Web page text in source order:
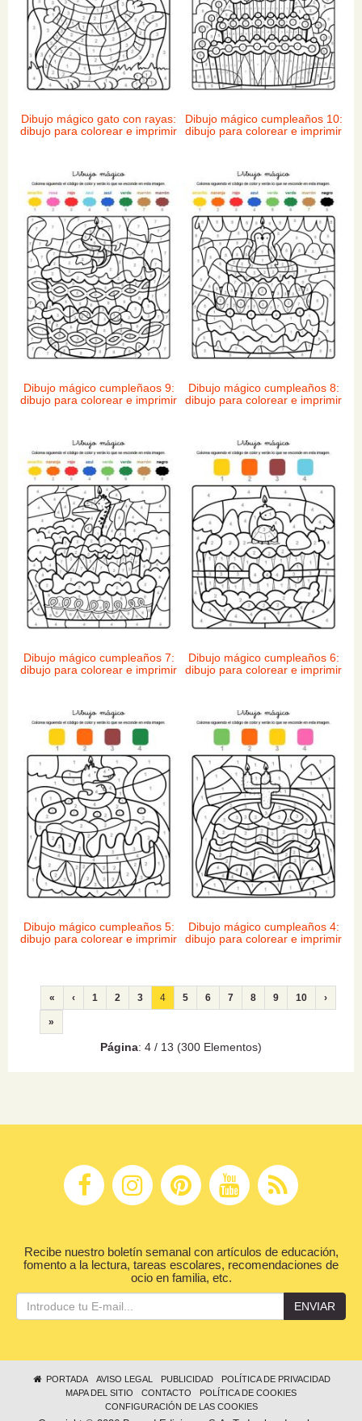
Dibujo mágico gato con rayas:
dibujo para colorear e imprimir
Dibujo mágico cumpleaños 10:
dibujo para colorear e imprimir
Dibujo mágico cumpleñaos 9:
dibujo para colorear e imprimir
Dibujo mágico cumpleaños 8:
dibujo para colorear e imprimir
Dibujo mágico cumpleaños 7:
dibujo para colorear e imprimir
Dibujo mágico cumpleaños 6:
dibujo para colorear e imprimir
Dibujo mágico cumpleaños 5:
dibujo para colorear e imprimir
Dibujo mágico cumpleaños 4:
dibujo para colorear e imprimir
« ‹ 1 2 3 4 5 6 7 8 9 10 ›
»
Página: 4 / 13 (300 Elementos)
Recibe nuestro boletín semanal con artículos de educación,
fomento a la lectura, tareas escolares, recomendaciones de
ocio en familia, etc.
ENVIAR
PORTADA AVISO LEGAL PUBLICIDAD
POLÍTICA DE PRIVACIDAD
MAPA DEL SITIO
CONTACTO
POLÍTICA DE COOKIES
CONFIGURACIÓN DE LAS COOKIES